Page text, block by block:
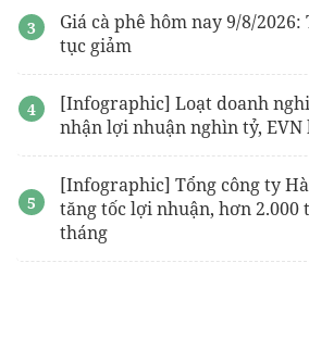
Giá cà phê hôm nay 9/8/
tục giảm
[Infographic] Loạt doanh
nhận lợi nhuận nghìn tỷ, EVN
[Infographic] Tổng công ty
tăng tốc lợi nhuận, hơn 2.000
tháng